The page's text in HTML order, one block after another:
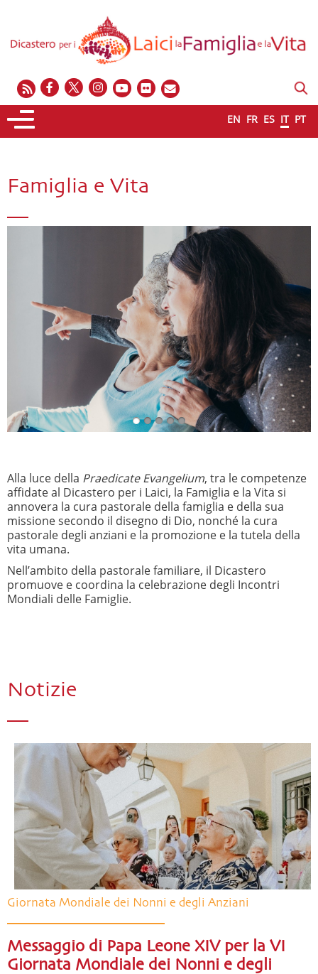
EN FR ES IT PT
Famiglia e Vita
Alla luce della Praedicate Evangelium, tra le competenze
affidate al Dicastero per i Laici, la Famiglia e la Vita si
annovera la cura pastorale della famiglia e della sua
missione secondo il disegno di Dio, nonché la cura
pastorale degli anziani e la promozione e la tutela della
vita umana.
Nell’ambito della pastorale familiare, il Dicastero
promuove e coordina la celebrazione degli Incontri
Mondiali delle Famiglie.
Notizie
Giornata Mondiale dei Nonni e degli Anziani
Messaggio di Papa Leone XIV per la VI
Giornata Mondiale dei Nonni e degli